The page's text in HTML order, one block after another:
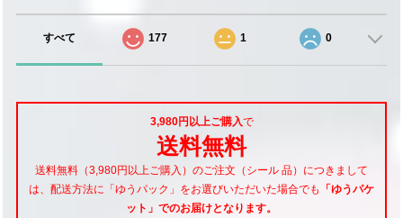
すべて 177 1 0
3,980円以上ご購入で
送料無料
送料無料（3,980円以上ご購入）のご注文（シール 品）につきまして
は、配送方法に「ゆうパック」をお選びいただいた場合でも
「ゆうパケ
ット」でのお届けとなります。